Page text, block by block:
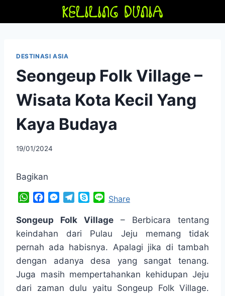
DESTINASI ASIA
Seongeup Folk Village –
Wisata Kota Kecil Yang
Kaya Budaya
By
19/01/2024
Bagikan
W
a
t
A
p
p
c
e
o
k
M
s
n
g
e
r
l
e
r
a
m
y
p
n
e
Share
Songeup Folk Village – Berbicara tentang
keindahan dari Pulau Jeju memang tidak
pernah ada habisnya. Apalagi jika di tambah
dengan adanya desa yang sangat tenang.
Juga masih mempertahankan kehidupan Jeju
dari zaman dulu yaitu Songeup Folk Village.